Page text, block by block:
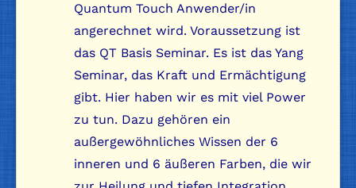
Quantum Touch Anwender/in
angerechnet wird. Voraussetzung ist
das QT Basis Seminar. Es ist das Yang
Seminar, das Kraft und Ermächtigung
gibt. Hier haben wir es mit viel Power
zu tun. Dazu gehören ein
außergewöhnliches Wissen der 6
inneren und 6 äußeren Farben, die wir